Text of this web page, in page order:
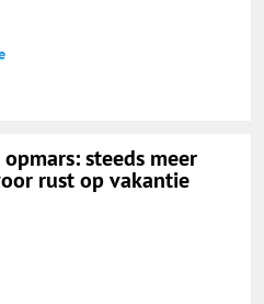
steeds meer
rust op vakantie